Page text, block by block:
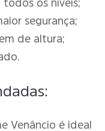
todos os níveis;
segurança;
de altura;
Venâncio é ideal